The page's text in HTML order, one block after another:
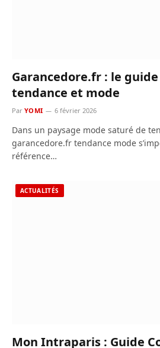
Garancedore.fr : le
tendance et mode
Par YOMI 6 février 2026
Dans un paysage mode saturé de
garancedore.fr tendance mode
référence…
ACTUALITÉS
Mon Intraparis : Guide